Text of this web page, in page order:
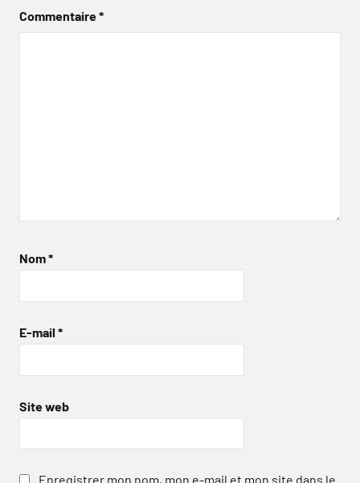
Commentaire*
Nom*
E-mail *
Site web
Enregistrer mon nom, mon e-mail et mon site dans le